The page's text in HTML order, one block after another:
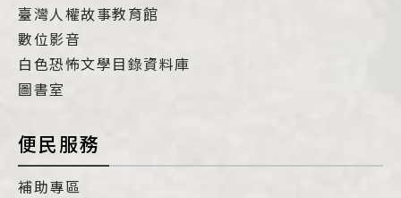
臺灣人權故事教育館
數位影音
白色恐怖文學目錄資料庫
圖書室
便民服務
補助專區